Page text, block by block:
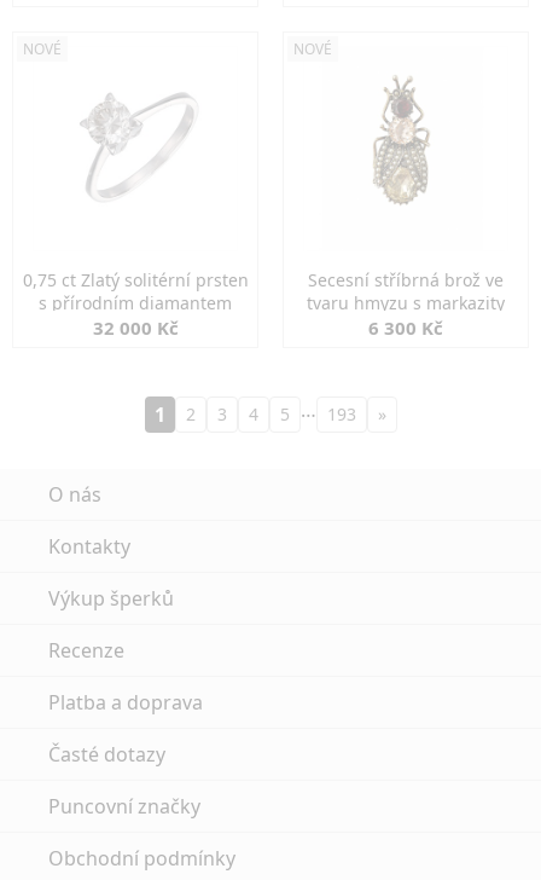
NOVÉ
0,75 ct Zlatý solitérní prsten
s přírodním diamantem
32 000 Kč
NOVÉ
Secesní stříbrná brož ve
tvaru hmyzu s markazity
6 300 Kč
1 2 3 4 5 … 193 »
O nás
Kontakty
Výkup šperků
Recenze
Platba a doprava
Časté dotazy
Puncovní značky
Obchodní podmínky